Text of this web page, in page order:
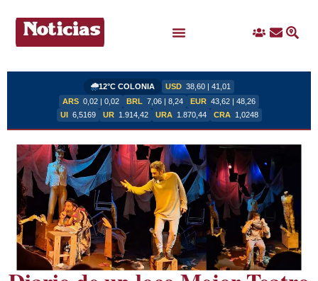
IngresoContacto
12°C COLONIA USD 38,60 | 41,01
ARS 0,02 | 0,02 BRL 7,06 | 8,24 EUR 43,62 | 48,26
UI 6,5169 UR 1.914,42 URA 1.870,44 CRA 1,0248